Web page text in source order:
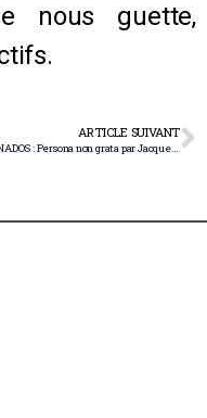
nous guette,
ARTICLE SUIVANT
AFICIONADOS : Persona non grata par Jacques Lanfranchi AMTA, UBTF